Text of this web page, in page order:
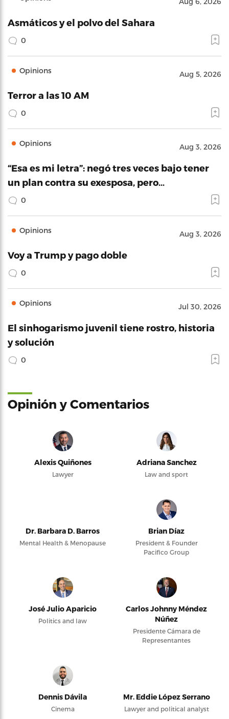
Asmáticos y el polvo del Sahara
0
Opinions Aug 5, 2026
Terror a las 10 AM
0
Opinions Aug 3, 2026
“Esa es mi letra”: negó tres veces bajo tener
un plan contra su exesposa, pero…
0
Opinions Aug 3, 2026
Voy a Trump y pago doble
0
Opinions Jul 30, 2026
El sinhogarismo juvenil tiene rostro, historia
y solución
0
Opinión y Comentarios
Alexis Quiñones
Lawyer
Adriana Sanchez
Law and sport
Dr. Barbara D. Barros
Mental Health & Menopause
Brian Díaz
President & Founder
Pacifico Group
José Julio Aparicio
Politics and law
Carlos Johnny Méndez
Núñez
Presidente Cámara de
Representantes
Dennis Dávila
Cinema
Mr. Eddie López Serrano
Lawyer and political analyst